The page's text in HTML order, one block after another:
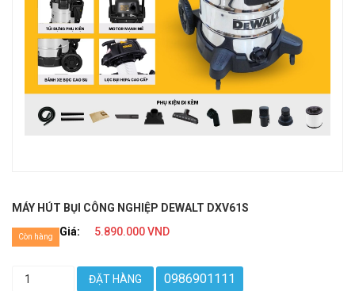
MÁY HÚT BỤI CÔNG NGHIỆP DEWALT DXV61S
Giá:
5.890.000 VND
Còn hàng
ĐẶT HÀNG 0986901111